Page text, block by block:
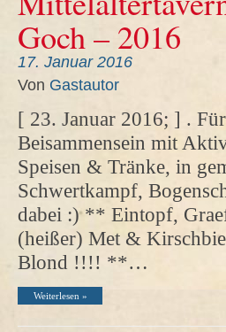
Goch – 2016
17. Januar 2016
Von Gastautor
[ 23. Januar 2016; ] .
Beisammensein mit
Speisen & Tränke, in
Schwertkampf,
dabei :) ** Eintopf,
(heißer) Met &
Blond !!!! **…
Weiterlesen »